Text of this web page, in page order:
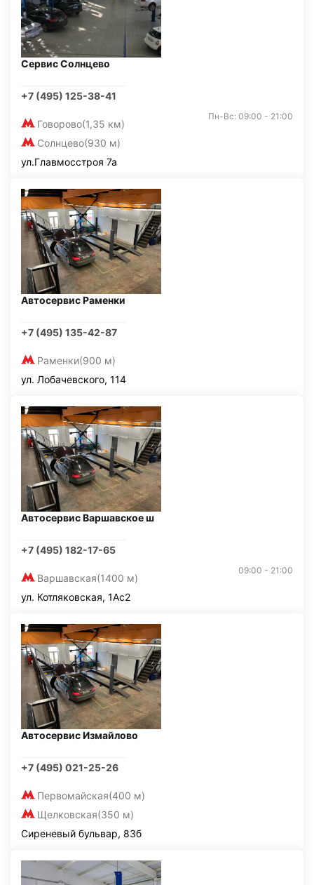
Сервис Солнцево
+7 (495) 125-38-41
Говорово(1,35 км)
Солнцево(930 м)
Пн-Вс: 09:00 - 21:00
ул.Главмосстроя 7а
Автосервис Раменки
+7 (495) 135-42-87
Раменки(900 м)
ул. Лобачевского, 114
Автосервис Варшавское ш
+7 (495) 182-17-65
Варшавская(1400 м)
09:00 - 21:00
ул. Котляковская, 1Ас2
Автосервис Измайлово
+7 (495) 021-25-26
Первомайская(400 м)
Щелковская(350 м)
Сиреневый бульвар, 83б